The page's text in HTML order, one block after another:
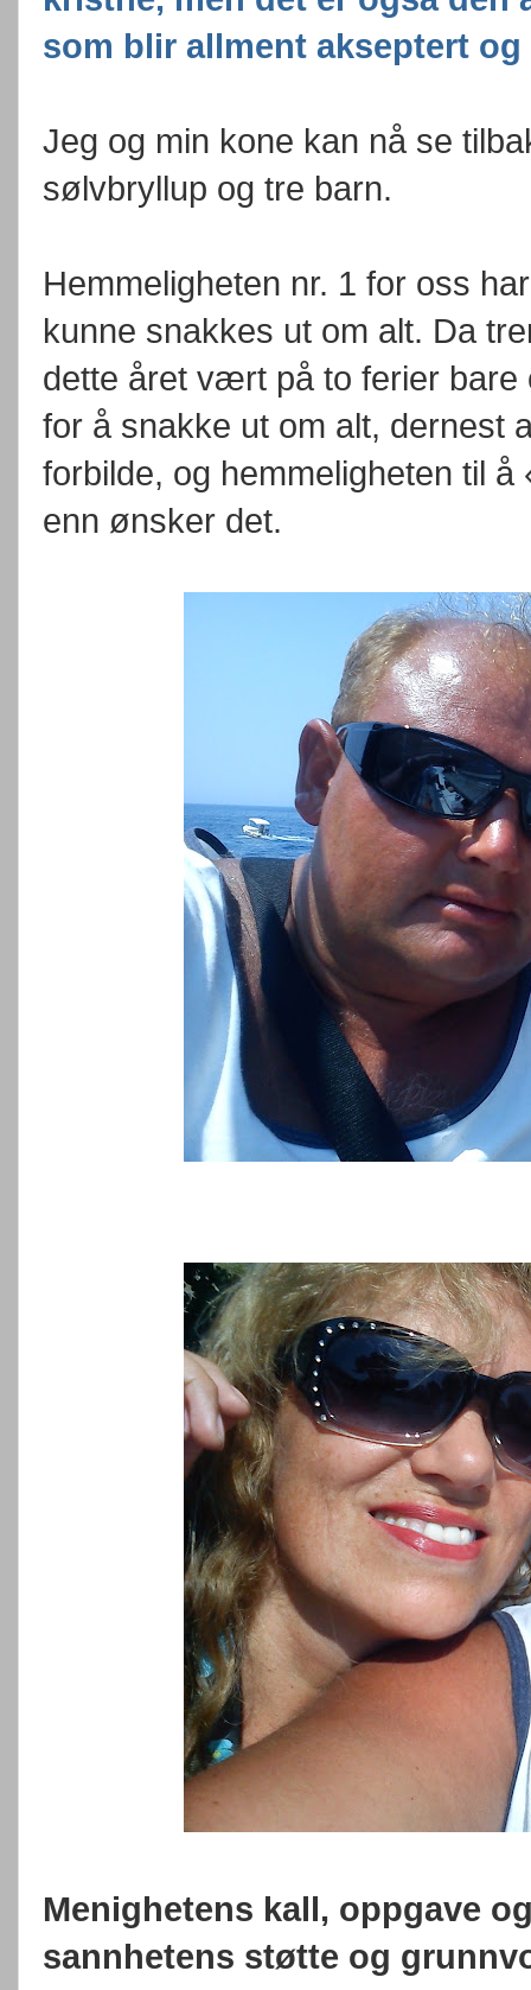
som blir allment akseptert
Jeg og min kone kan nå se
sølvbryllup og tre barn.
Hemmeligheten nr. 1 for oss
kunne snakkes ut om alt. Da
dette året vært på to ferier
for å snakke ut om alt, dernest
forbilde, og hemmeligheten til
enn ønsker det.
Menighetens kall, oppgave
sannhetens støtte og